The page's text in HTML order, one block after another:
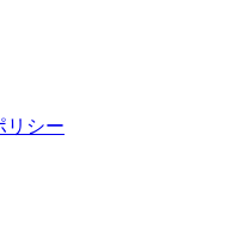
リシー